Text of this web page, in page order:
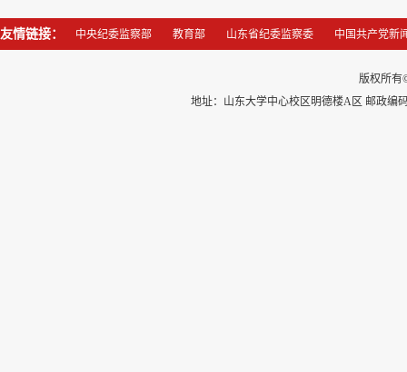
友情链接： 中央纪委监察部 教育部 山东省纪委监察委 中国共产党新
版权所有
地址：山东大学中心校区明德楼A区 邮政编码